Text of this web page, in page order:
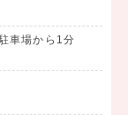
車場から1分